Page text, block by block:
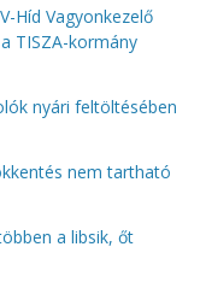
Híd Vagyonkezelő
TISZA-kormány
nyári feltöltésében
nem tartható
a libsik, őt